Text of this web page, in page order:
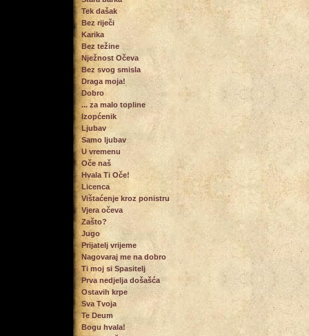
Tek dašak
Bez riječi
Karika
Bez težine
Nježnost Očeva
Bez svog smisla
Draga moja!
Dobro
... za malo topline
Izopćenik
Ljubav
Samo ljubav
U vremenu
Oče naš
Hvala Ti Oče!
Licenca
Vištaćenje kroz ponistru
Vjera očeva
Zašto?
Jugo
Prijatelj vrijeme
Nagovaraj me na dobro
Ti moj si Spasitelj
Prva nedjelja došašća
Ostavih krpe
Sva Tvoja
Te Deum
Bogu hvala!